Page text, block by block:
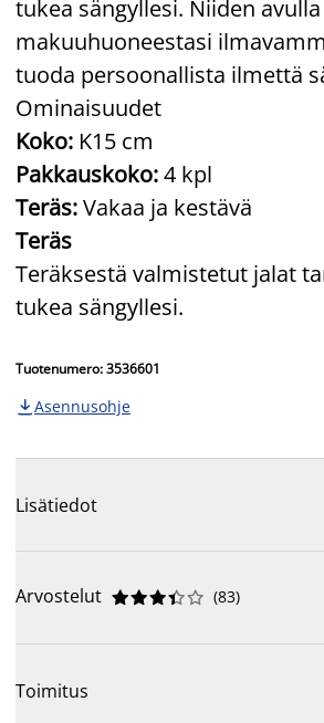
tukea sängyllesi. Niiden
makuuhuoneestasi
tuoda persoonallista ilmettä
Ominaisuudet
Koko: K15 cm
Pakkauskoko:4 kpl
Teräs:Vakaa ja kestävä
Teräs
Teräksestä valmistetut jalat
tukea sängyllesi.
Tuotenumero: 3536601
 Asennusohje
Lisätiedot
Arvostelut 




 (83)
Toimitus